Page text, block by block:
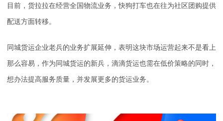
目前，货拉拉在经营全国物流业务，快狗打车也在往为社区团购提供
配送方面转移。
同城货运企业老兵的业务扩展延伸，表明这块市场运营起来不是看上
那么容易，作为同城货运的新兵，滴滴货运也需在低价策略的同时，
想办法提高服务质量，并发展更多的货运业务。